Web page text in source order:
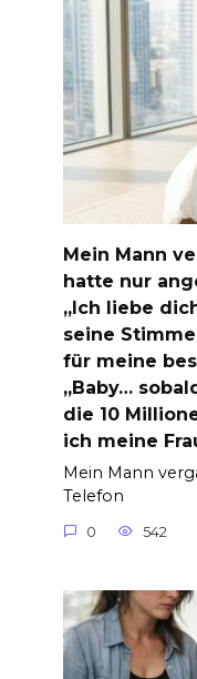
Mein Mann
hatte nur
„Ich liebe
seine
für meine
„Baby…
die 10
ich meine
Mein Mann
Telefon
0 542